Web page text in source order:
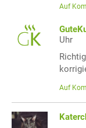
Auf
Uhr
Auf